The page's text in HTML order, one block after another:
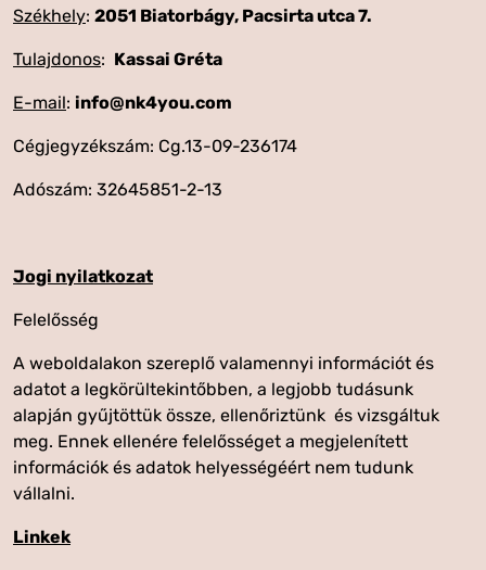
Székhely: 2051 Biatorbágy, Pacsirta utca 7.
Tulajdonos: Kassai Gréta
E-mail: info@nk4you.com
Cégjegyzékszám: Cg.13-09-236174
Adószám: 32645851-2-13
Jogi nyilatkozat
Felelősség
A weboldalakon szereplő valamennyi információt és
adatot a legkörültekintőbben, a legjobb tudásunk
alapján gyűjtöttük össze, ellenőriztünk és vizsgáltuk
meg. Ennek ellenére felelősséget a megjelenített
információk és adatok helyességéért nem tudunk
vállalni.
Linkek